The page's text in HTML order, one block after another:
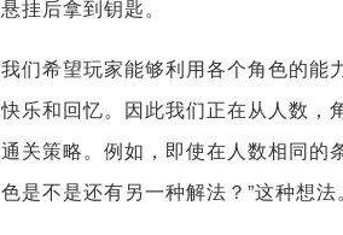
悬挂后拿到钥匙。
我们希望玩家能够利用各个角色的能
快乐和回忆。因此我们正在从人数，
通关策略。例如，即使在人数相同的
色是不是还有另一种解法？”这种想法